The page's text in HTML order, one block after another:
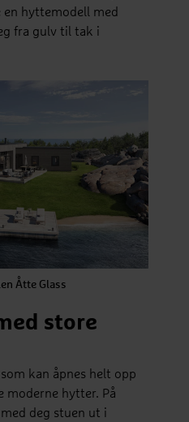
hyttemodell med
fra gulv til tak i
Åtte Glass
store
kan åpnes helt opp
moderne hytter. På
deg stuen ut i